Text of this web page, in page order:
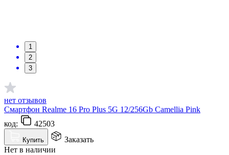
1
2
3
нет отзывов
Смартфон Realme 16 Pro Plus 5G 12/256Gb Camellia Pink
код:
42503
Купить
Заказать
Нет в наличии